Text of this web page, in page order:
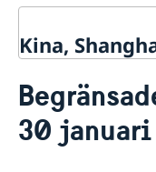
Kina,
Rösta i Shanghai
Pass och ID-kort
Nyheter
Om
30 januari